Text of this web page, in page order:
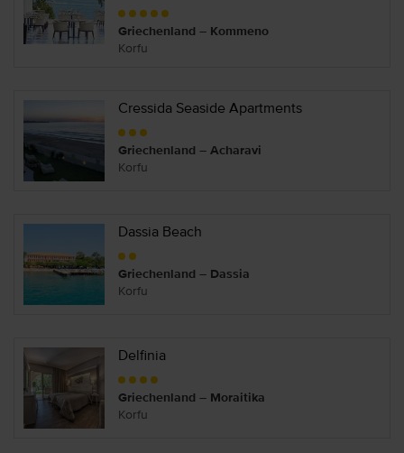
Griechenland – Kommeno
Korfu
Cressida Seaside Apartments
Griechenland – Acharavi
Korfu
Dassia Beach
Griechenland – Dassia
Korfu
Delfinia
Griechenland – Moraitika
Korfu